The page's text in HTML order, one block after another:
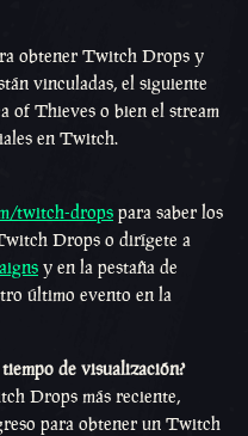
obtener Twitch Drops y
vinculadas, el siguiente
of Thieves o bien el stream
en Twitch.
twitch-drops para saber los
Drops o dirígete a
y en la pestaña de
último evento en la
de visualización?
Drops más reciente,
para obtener un Twitch